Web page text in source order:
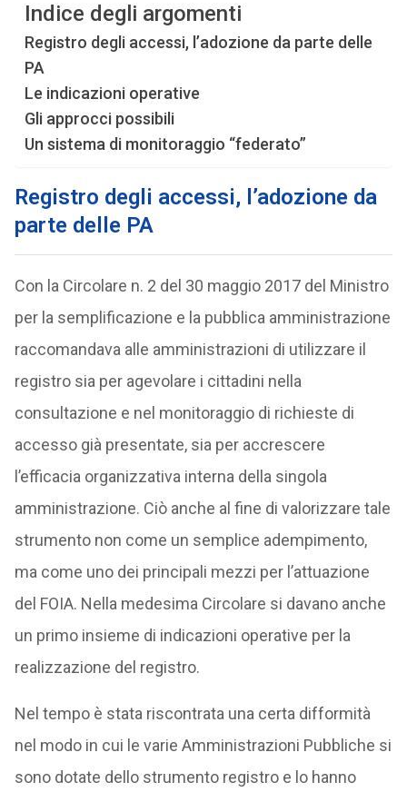
Indice degli argomenti
Registro degli accessi, l’adozione da parte delle
PA
Le indicazioni operative
Gli approcci possibili
Un sistema di monitoraggio “federato”
Registro degli accessi, l’adozione da
parte delle PA
Con la Circolare n. 2 del 30 maggio 2017 del Ministro
per la semplificazione e la pubblica amministrazione
raccomandava alle amministrazioni di utilizzare il
registro sia per agevolare i cittadini nella
consultazione e nel monitoraggio di richieste di
accesso già presentate, sia per accrescere
l’efficacia organizzativa interna della singola
amministrazione. Ciò anche al fine di valorizzare tale
strumento non come un semplice adempimento,
ma come uno dei principali mezzi per l’attuazione
del FOIA. Nella medesima Circolare si davano anche
un primo insieme di indicazioni operative per la
realizzazione del registro.
Nel tempo è stata riscontrata una certa difformità
nel modo in cui le varie Amministrazioni Pubbliche si
sono dotate dello strumento registro e lo hanno